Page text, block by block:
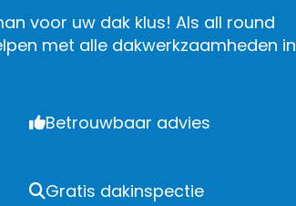
voor uw dak klus! Als all round
met alle dakwerkzaamheden in
Betrouwbaar advies
Gratis dakinspectie